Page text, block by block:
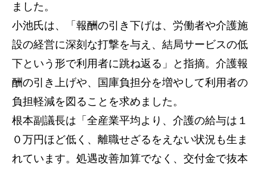
ました。
小池氏は、「報酬の引き下げは、労働者や介護施
設の経営に深刻な打撃を与え、結局サービスの低
下という形で利用者に跳ね返る」と指摘。介護報
酬の引き上げや、国庫負担分を増やして利用者の
負担軽減を図ることを求めました。
根本副議長は「全産業平均より、介護の給与は１
０万円ほど低く、離職せざるをえない状況も生ま
れています。処遇改善加算でなく、交付金で抜本